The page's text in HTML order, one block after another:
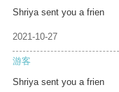
Shriya sent you a frien
2021-10-27
游客
Shriya sent you a frien